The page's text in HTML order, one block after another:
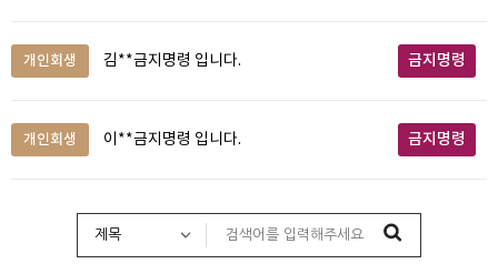
개인회생 김**금지명령 입니다. 금지명령
개인회생 이**금지명령 입니다. 금지명령